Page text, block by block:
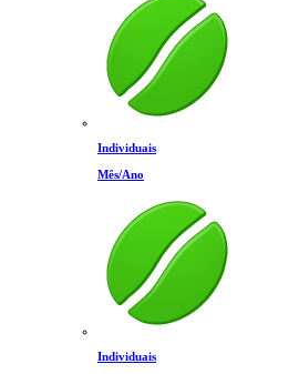
Individuais
Mês/Ano
Individuais